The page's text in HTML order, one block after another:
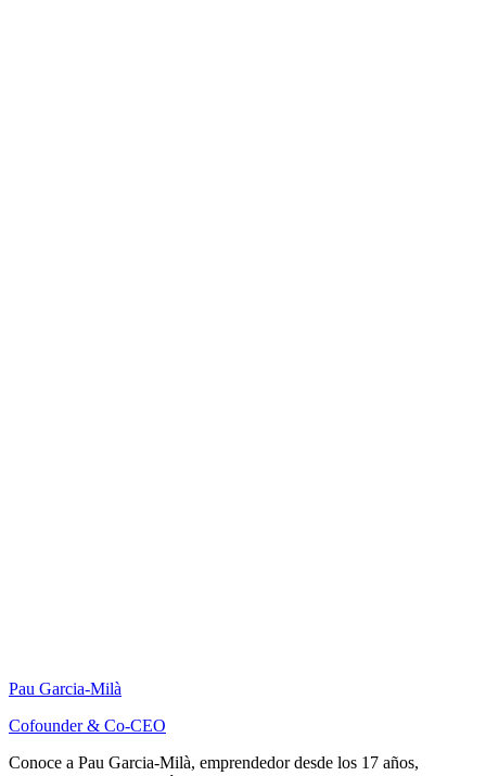
Pau Garcia-Milà
Cofounder & Co-CEO
Conoce a Pau Garcia-Milà, emprendedor desde los 17 años,